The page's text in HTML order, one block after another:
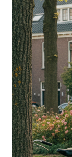
Volt Zwolle
Nieuws
Agenda
Doneer